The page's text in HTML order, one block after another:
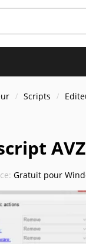
Scripts
AVZ
Gratuit pour